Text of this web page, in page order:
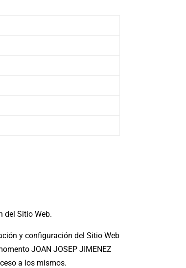
del Sitio Web.
y configuración del Sitio Web
JOAN JOSEP JIMENEZ
a los mismos.